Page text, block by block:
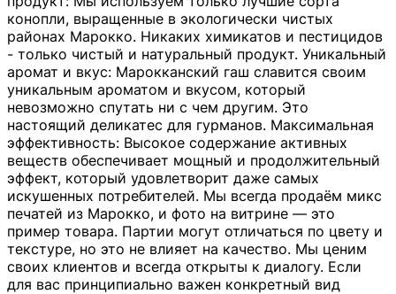
конопли, выращенные в экологически чистых
районах Марокко. Никаких химикатов и пестицидов
- только чистый и натуральный продукт. Уникальный
аромат и вкус: Марокканский гаш славится своим
уникальным ароматом и вкусом, который
невозможно спутать ни с чем другим. Это
настоящий деликатес для гурманов. Максимальная
эффективность: Высокое содержание активных
веществ обеспечивает мощный и продолжительный
эффект, который удовлетворит даже самых
искушенных потребителей. Мы всегда продаём микс
печатей из Марокко, и фото на витрине — это
пример товара. Партии могут отличаться по цвету и
текстуре, но это не влияет на качество. Мы ценим
своих клиентов и всегда открыты к диалогу. Если
для вас принципиально важен конкретный вид